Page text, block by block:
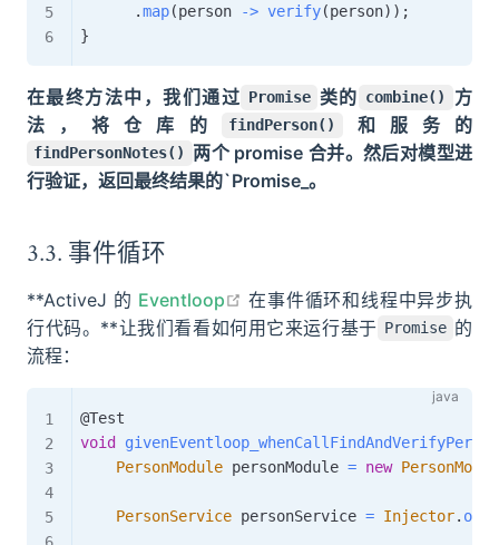
.map(person -> verify(person) ) ;
}
在最终方法中，我们通过 Promise 类的 combine()
方
法，将仓库的
findPerson() 和服务的
findPersonNotes()
两个 promise 合并。然后对模型进
行验证，返回最终结果的`Promise_。
3.3. 事件循环
**ActiveJ 的 Eventloop open in new window
在事件循环和线程中异步执
行代码。**让我们看看如何用它来运行基于 Promise 的
流程：
@Test
void
PersonModule personModule = new
PersonService personService = Injector. of